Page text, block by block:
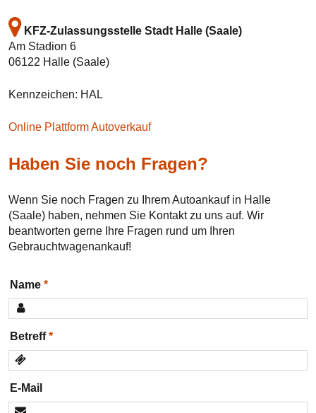
KFZ-Zulassungsstelle Stadt Halle (Saale)
Am Stadion 6
06122 Halle (Saale)
Kennzeichen: HAL
Online Plattform Autoverkauf
Haben Sie noch Fragen?
Wenn Sie noch Fragen zu Ihrem Autoankauf in Halle
(Saale) haben, nehmen Sie Kontakt zu uns auf. Wir
beantworten gerne Ihre Fragen rund um Ihren
Gebrauchtwagenankauf!
Name
Betreff
E-Mail